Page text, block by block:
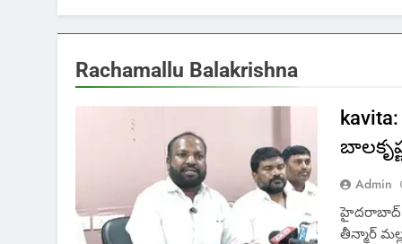
Rachamallu Balakrishna
Admin
హైదరాబాద్:
తీన్మార్